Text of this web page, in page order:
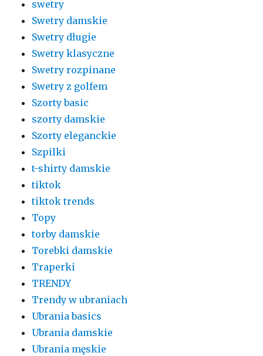
swetry
Swetry damskie
Swetry długie
Swetry klasyczne
Swetry rozpinane
Swetry z golfem
Szorty basic
szorty damskie
Szorty eleganckie
Szpilki
t-shirty damskie
tiktok
tiktok trends
Topy
torby damskie
Torebki damskie
Traperki
TRENDY
Trendy w ubraniach
Ubrania basics
Ubrania damskie
Ubrania męskie